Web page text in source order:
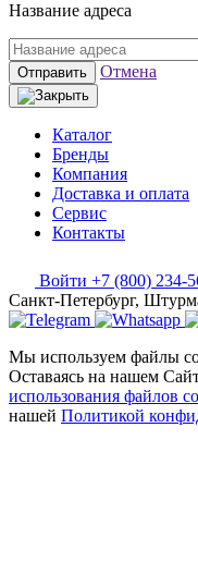
Название адреса
Отправить Отмена
Каталог
Бренды
Компания
Доставка и оплата
Сервис
Контакты
Войти +7 (800) 234-
Санкт-Петербург,
Мы используем файлы
Оставаясь на нашем
использования файлов
нашей Политикой